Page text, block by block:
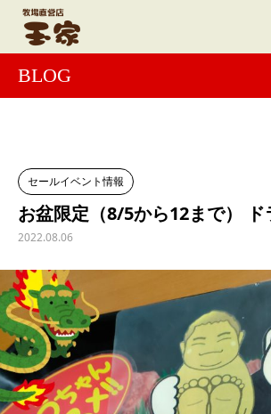
BLOG
セールイベント情報
お盆限定（8/5から12まで） ド
2022.08.06